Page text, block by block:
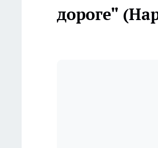
дороге"